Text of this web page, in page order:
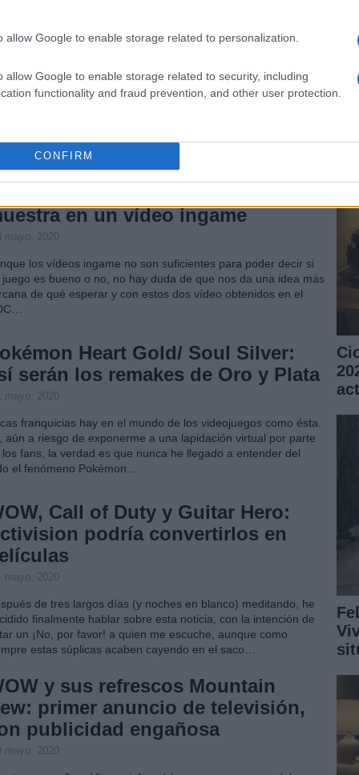
allow Google to enable storage related to personalization.
allow Google to enable storage related to security, including
functionality and fraud prevention, and other user protection.
CONFIRM
Podía llegar a Wii y PS3
acuerdo con un estudio obtenido de una encuesta en linea, se
deducir el posible interés, de que el servicio de video
en un vídeo ingame
mayo, 2020
los vídeos ingame no son suficientes para poder decir si
juego es bueno o no, no hay duda de que nos da una idea más
de qué esperar y con estos dos vídeo obtenidos en el
Heart Gold/ Soul Silver:
serán los remakes de Oro y Plata
mayo, 2020
franquicias hay en el mundo de los videojuegos como ésta.
aún a riesgo de exponerme a una lapidación virtual por parte
los fans, la verdad es que nunca he llegado a entender del
el fenómeno Pokémon.…
Call of Duty y Guitar Hero:
podría convertirlos en
mayo, 2020
de tres largos días (y noches en blanco) meditando, he
finalmente hablar sobre esta noticia, con la intención de
un ¡No, por favor! a quien me escuche, aunque como
estas súplicas acaben cayendo en el saco…
y sus refrescos Mountain
primer anuncio de televisión,
publicidad engañosa
mayo, 2020